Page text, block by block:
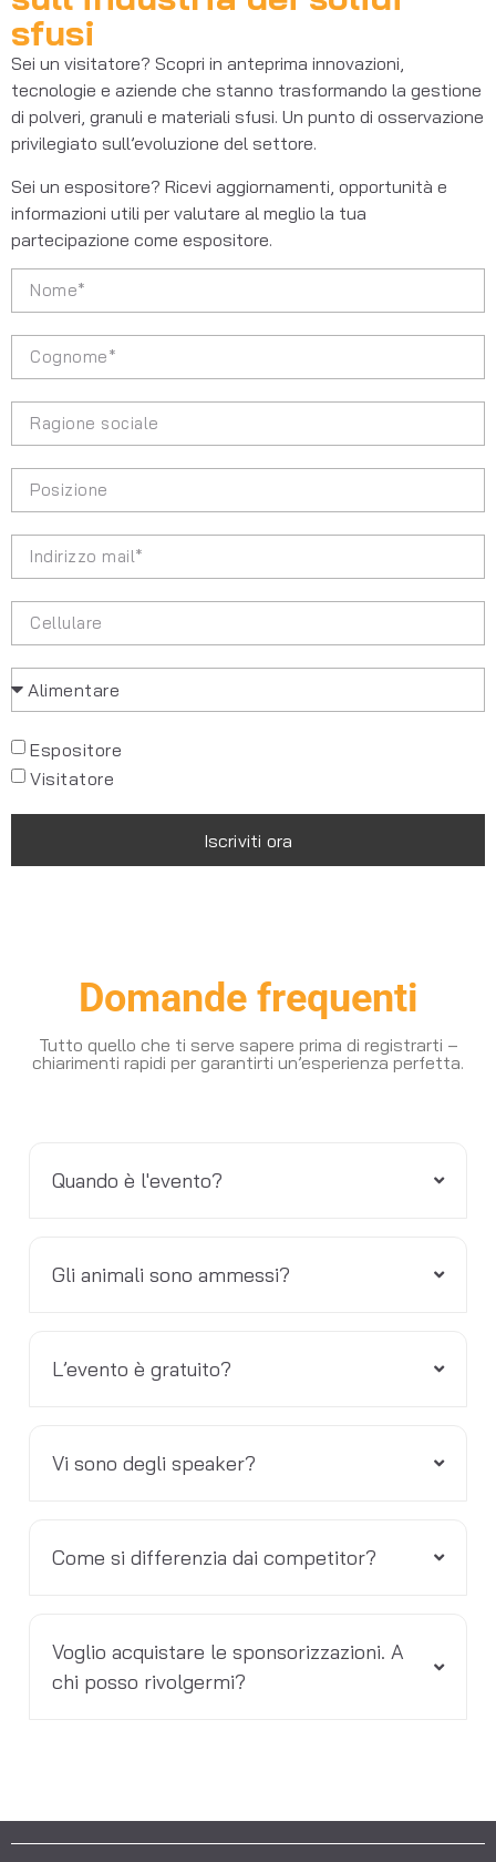
sfusi
Sei un visitatore? Scopri in anteprima innovazioni,
tecnologie e aziende che stanno trasformando la gestione
di polveri, granuli e materiali sfusi. Un punto di osservazione
privilegiato sull’evoluzione del settore.
Sei un espositore? Ricevi aggiornamenti, opportunità e
informazioni utili per valutare al meglio la tua
partecipazione come espositore.
Espositore
Visitatore
Iscriviti ora
Domande frequenti
Tutto quello che ti serve sapere prima di registrarti –
chiarimenti rapidi per garantirti un’esperienza perfetta.
Quando è l'evento?
Gli animali sono ammessi?
L’evento è gratuito?
Vi sono degli speaker?
Come si differenzia dai competitor?
Voglio acquistare le sponsorizzazioni. A
chi posso rivolgermi?